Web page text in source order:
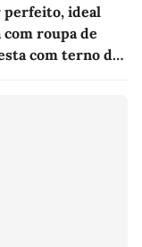
perfeito, ideal
roupa de
com terno de